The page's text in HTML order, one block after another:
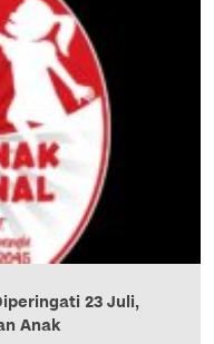
23 Juli,
Anak